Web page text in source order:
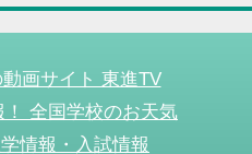
画サイト 東進TV
全国学校のお天気
情報・入試情報